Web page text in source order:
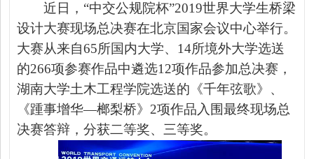
近日， “中交公规院杯”2019世界大学生桥梁
设计大赛现场总决赛在北京国家会议中心举行。
大赛从来自65所国内大学、 14所境外大学选送
的266项参赛作品中遴选12项作品参加总决赛，
湖南大学土木工程学院选送的 《千年弦歌》 、
《踵事增华—榔梨桥》 2项作品入围最终现场总
决赛答辩，分获二等奖、 三等奖。